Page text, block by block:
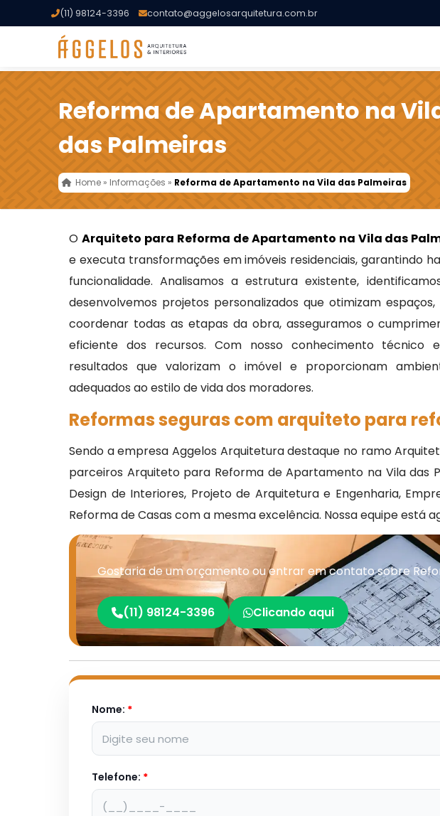
(11) 98124-3396 contato@aggelosarquitetura.com.br
Reforma de Apartamento na
das Palmeiras
Home » Informações » Reforma de Apartamento na Vila das Palmeiras
OArquiteto para Reforma de Apartamento na Vila das
e executa transformações em imóveis residenciais, garantindo
funcionalidade. Analisamos a estrutura existente,
desenvolvemos projetos personalizados que otimizam
coordenar todas as etapas da obra, asseguramos o
eficiente dos recursos. Com nosso conhecimento técnico
resultados que valorizam o imóvel e proporcionam
adequados ao estilo de vida dos moradores.
Reformas seguras com arquiteto para
Sendo a empresa Aggelos Arquitetura destaque no ramo
parceiros Arquiteto para Reforma de Apartamento na Vila das
Design de Interiores, Projeto de Arquitetura e Engenharia,
Reforma de Casas com a mesma excelência. Nossa equipe está
Gostaria de um orçamento ou entrar em contato sobre
(11) 98124-3396 Clicando aqui
Nome: *
Telefone: *